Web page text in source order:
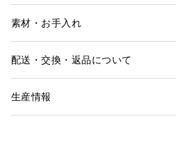
素材・お手入れ
配送・交換・返品について
生産情報